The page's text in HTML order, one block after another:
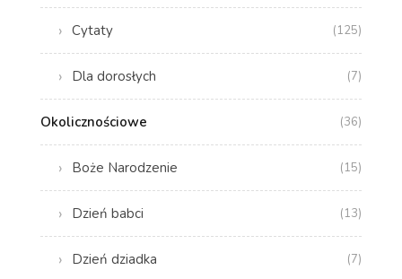
Cytaty (125)
Dla dorosłych (7)
Okolicznościowe (36)
Boże Narodzenie (15)
Dzień babci (13)
Dzień dziadka (7)